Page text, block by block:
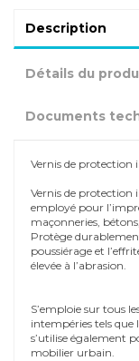
Description
Détails du
Documents
Vernis de protection
Vernis de protection
employé pour
maçonneries,
Protège
poussiérage et
élevée à l’abrasion.
S’emploie sur tous
intempéries tels que
s’utilise également
mobilier urbain.